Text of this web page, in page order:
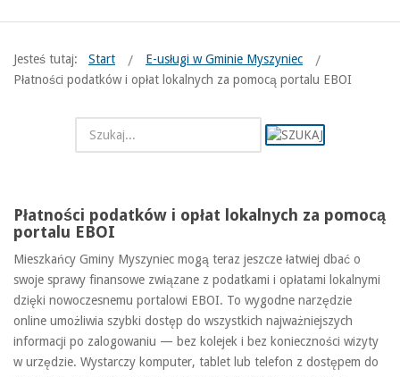
Jesteś tutaj: Start
E-usługi w Gminie Myszyniec
Płatności podatków i opłat lokalnych za pomocą portalu EBOI
Płatności podatków i opłat lokalnych za pomocą
portalu EBOI
Mieszkańcy Gminy Myszyniec mogą teraz jeszcze łatwiej dbać o
swoje sprawy finansowe związane z podatkami i opłatami lokalnymi
dzięki nowoczesnemu portalowi EBOI. To wygodne narzędzie
online umożliwia szybki dostęp do wszystkich najważniejszych
informacji po zalogowaniu — bez kolejek i bez konieczności wizyty
w urzędzie. Wystarczy komputer, tablet lub telefon z dostępem do